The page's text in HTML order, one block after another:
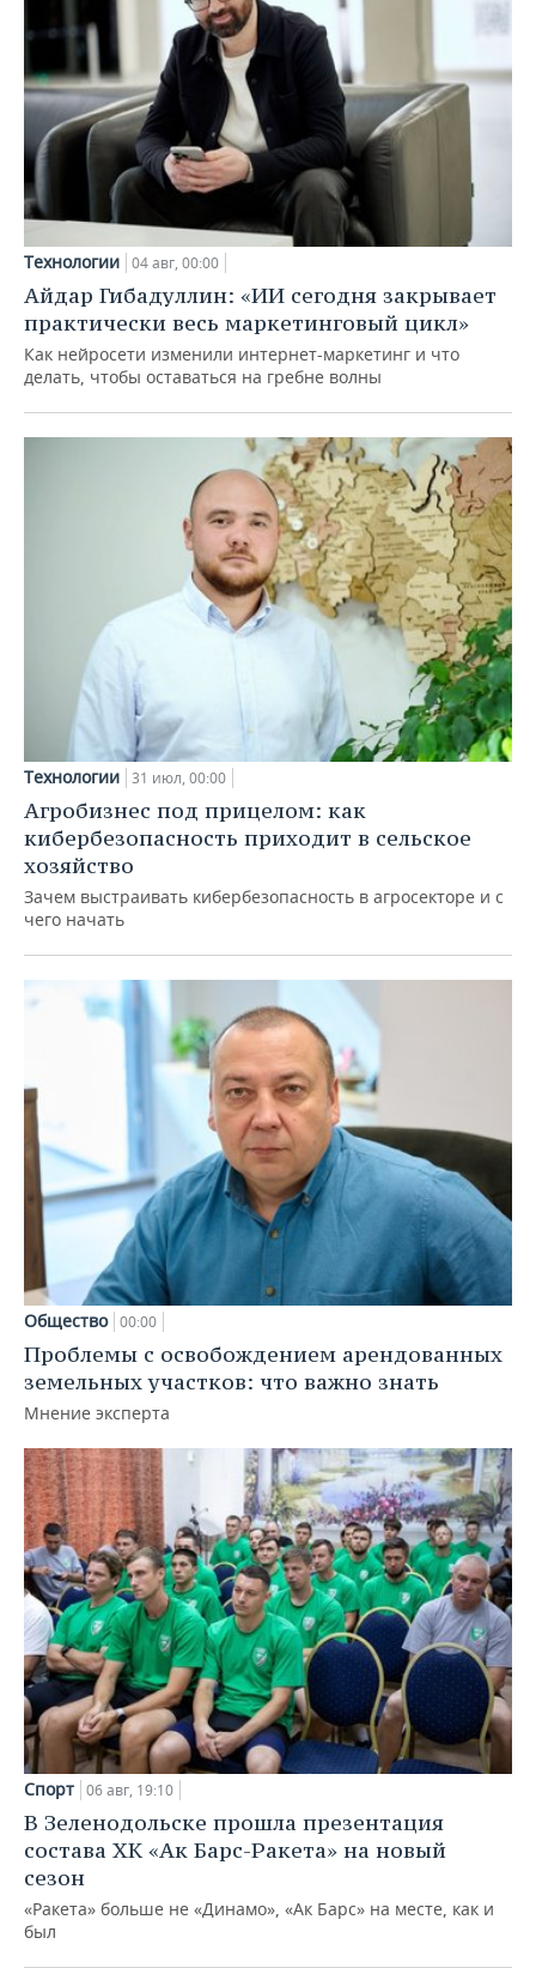
Технологии 04 авг, 00:00
Айдар Гибадуллин: «ИИ сегодня закрывает
практически весь маркетинговый цикл»
Как нейросети изменили интернет-маркетинг и что
делать, чтобы оставаться на гребне волны
Технологии 31 июл, 00:00
Агробизнес под прицелом: как
кибербезопасность приходит в сельское
хозяйство
Зачем выстраивать кибербезопасность в агросекторе и с
чего начать
Общество 00:00
Проблемы с освобождением арендованных
земельных участков: что важно знать
Мнение эксперта
Спорт 06 авг, 19:10
В Зеленодольске прошла презентация
состава ХК «Ак Барс-Ракета» на новый
сезон
«Ракета» больше не «Динамо», «Ак Барс» на месте, как и
был